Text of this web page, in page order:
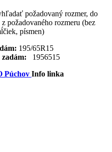
požadovaný rozmer, do
požadovaného rozmeru (bez
písmen)
195/65R15
1956515
Púchov Info linka